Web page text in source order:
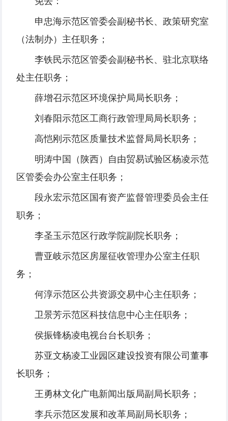
申忠海示范区管委会副秘书长、政策研究室
（法制办）主任职务；
李铁民示范区管委会副秘书长、驻北京联络
处主任职务；
薛增召示范区环境保护局局长职务；
刘春阳示范区工商行政管理局局长职务；
高恺刚示范区质量技术监督局局长职务；
明涛中国（陕西）自由贸易试验区杨凌示范
区管委会办公室主任职务；
段永宏示范区国有资产监督管理委员会主任
职务；
李圣玉示范区行政学院副院长职务；
曹亚岐示范区房屋征收管理办公室主任职
务；
何淳示范区公共资源交易中心主任职务；
卫景芳示范区科技信息中心主任职务；
侯振锋杨凌电视台台长职务；
苏亚文杨凌工业园区建设投资有限公司董事
长职务；
王勇林文化广电新闻出版局副局长职务；
李兵示范区发展和改革局副局长职务；